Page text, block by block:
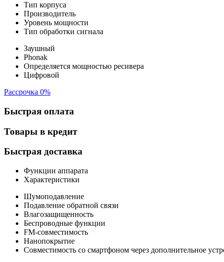
Тип корпуса
Производитель
Уровень мощности
Тип обработки сигнала
Заушный
Phonak
Определяется мощностью ресивера
Цифровой
Рассрочка 0%
Быстрая оплата
Товары в кредит
Быстрая доставка
Функции аппарата
Характеристики
Шумоподавление
Подавление обратной связи
Влагозащищенность
Беспроводные функции
FM-совместимость
Нанопокрытие
Совместимость со смартфоном через дополнительное